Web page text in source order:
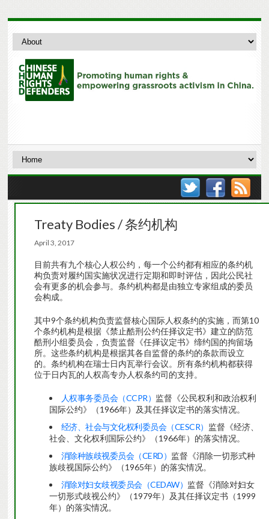
Treaty Bodies / 条约机构
April 3, 2017
目前共有九个核心人权公约，每一个公约都有相应的条约机
构负责对履约国实施状况进行定期和即时评估，因此公民社
会有更多的机会参与。条约机构都是由独立专家组成的委员
会构成。
其中9个条约机构负责监督核心国际人权条约的实施，而第10
个条约机构是根据《禁止酷刑公约任择议定书》建立的防范
酷刑小组委员会，负责监督《任择议定书》缔约国的拘留场
所。这些条约机构是根据其各自监督的条约的条款而设立
的。条约机构在瑞士日内瓦举行会议。所有条约机构都获得
位于日内瓦的人权高专办人权条约司的支持。
人权事务委员会（CCPR） 监督《公民权利和政治权利
国际公约》（1966年）及其任择议定书的落实情况。
经济、社会与文化权利委员会（CESCR） 监督《经济、
社会、文化权利国际公约》（1966年）的落实情况。
消除种族歧视委员会（CERD） 监督《消除一切形式种
族歧视国际公约》（1965年）的落实情况。
消除对妇女歧视委员会（CEDAW） 监督《消除对妇女
一切形式歧视公约》（1979年）及其任择议定书（1999
年）的落实情况。